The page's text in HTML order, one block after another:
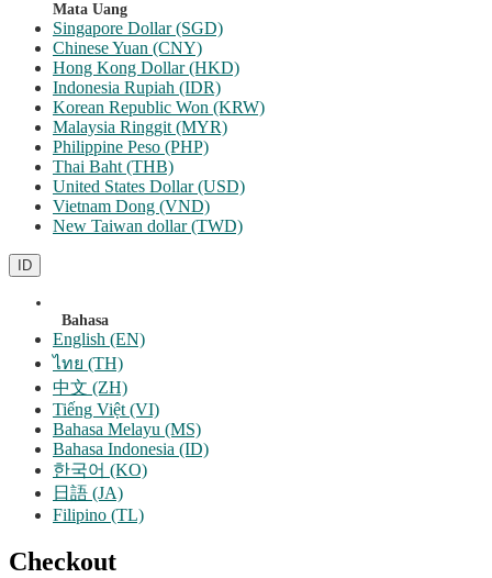
Mata Uang
Singapore Dollar (SGD)
Chinese Yuan (CNY)
Hong Kong Dollar (HKD)
Indonesia Rupiah (IDR)
Korean Republic Won (KRW)
Malaysia Ringgit (MYR)
Philippine Peso (PHP)
Thai Baht (THB)
United States Dollar (USD)
Vietnam Dong (VND)
New Taiwan dollar (TWD)
ID
Bahasa
English (EN)
ไทย (TH)
中文 (ZH)
Tiếng Việt (VI)
Bahasa Melayu (MS)
Bahasa Indonesia (ID)
한국어 (KO)
日語 (JA)
Filipino (TL)
Checkout